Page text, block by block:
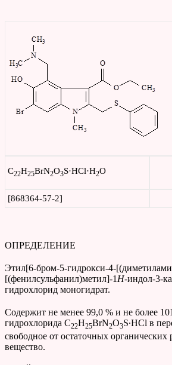
C22H25BrN2O3S·HCl·H2O
[868364-57-2]
ОПРЕДЕЛЕНИЕ
Этил[6-бром-5-гидрокси-4-
[(фенилсульфанил)метил]-1 H-индол-3-
гидрохлорид моногидрат.
Содержит не менее 99,0 % и не более
гидрохлорида C22H25BrN2O3S∙HCl в
свободное от остаточных органических
вещество.